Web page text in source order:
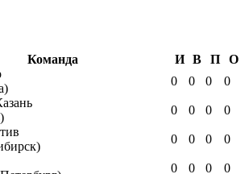
Команда
И В П
О
0 0 0 0
0 0 0 0
0 0 0 0
0 0 0 0